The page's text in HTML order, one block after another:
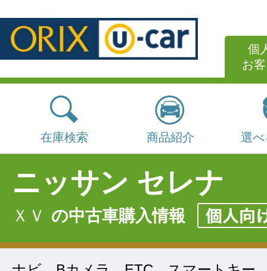
個
お
在庫検索 商品紹介 選
ニッサン セレナ
ＸＶ の中古車購入情報